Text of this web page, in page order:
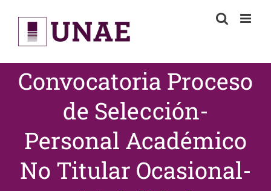
content
Convocatoria Proceso
de Selección-
Personal Académico
No Titular Ocasional-